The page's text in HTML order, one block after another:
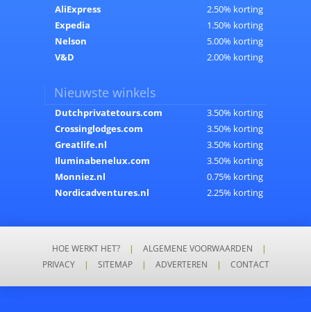
AliExpress
2.50% korting
Expedia
1.50% korting
Nelson
5.00% korting
V&D
2.00% korting
Nieuwste winkels
Dutchprivatetours.com
3.50% korting
Crossinglodges.com
3.50% korting
Greatlife.nl
3.50% korting
Iluminabenelux.com
3.50% korting
Monniez.nl
0.75% korting
Nordicadventures.nl
2.25% korting
HOE WERKT HET? | ALGEMENE VOORWAARDEN
|
PRIVACY
| SITEMAP | ADVERTEREN | CONTACT